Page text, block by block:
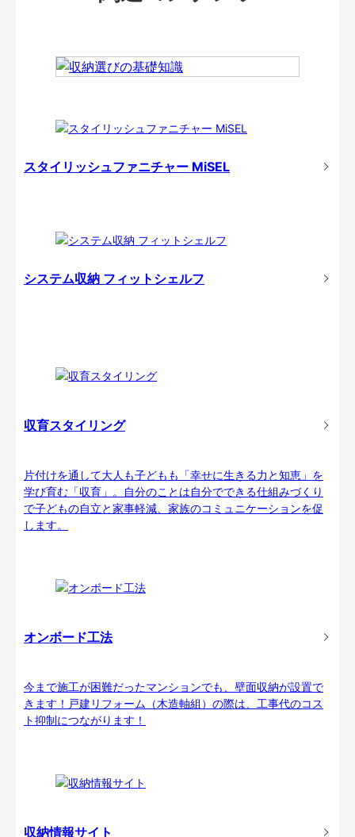
スタイリッシュファニチャー MiSEL
システム収納 フィットシェルフ
収育スタイリング
片付けを通して大人も子どもも「幸せに生きる力と知恵」を
学び育む「収育」。自分のことは自分でできる仕組みづくり
で子どもの自立と家事軽減、家族のコミュニケーションを促
します。
オンボード工法
今まで施工が困難だったマンションでも、壁面収納が設置で
きます！戸建リフォーム（木造軸組）の際は、工事代のコス
ト抑制につながります！
収納情報サイト